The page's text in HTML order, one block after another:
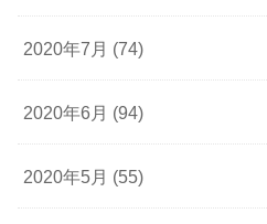
2020年7月 (74)
2020年6月 (94)
2020年5月 (55)